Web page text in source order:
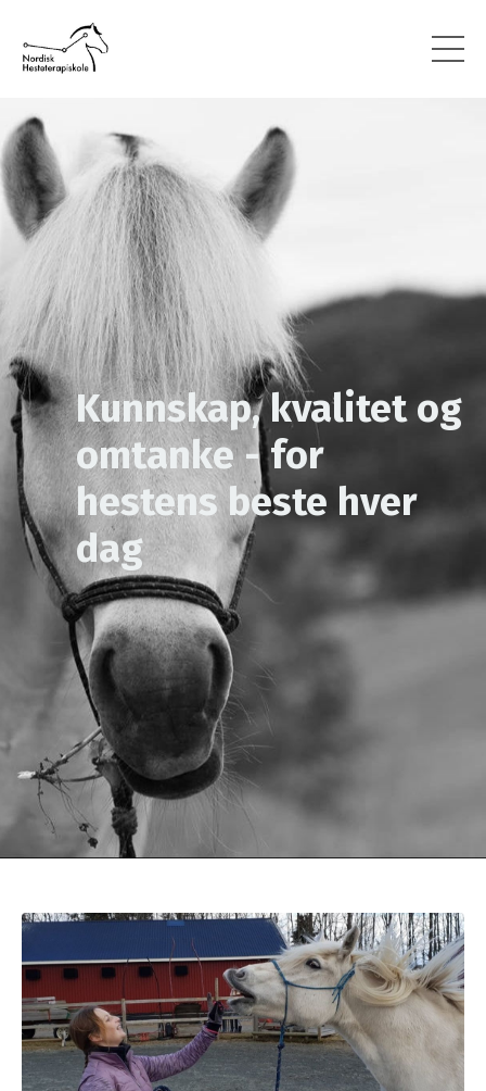
Kunnskap, kvalitet og
omtanke - for
hestens beste hver
dag